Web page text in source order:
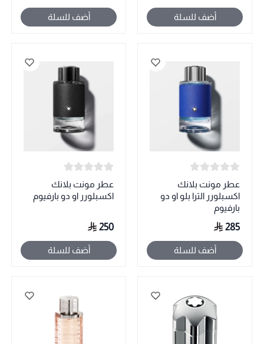
أضف للسلة أضف للسلة
عطر مونت بلانك
اكسبلورر الترا بلو او دو
بارفيوم
285
أضف للسلة
عطر مونت بلانك
اكسبلورر او دو بارفيوم
250
أضف للسلة